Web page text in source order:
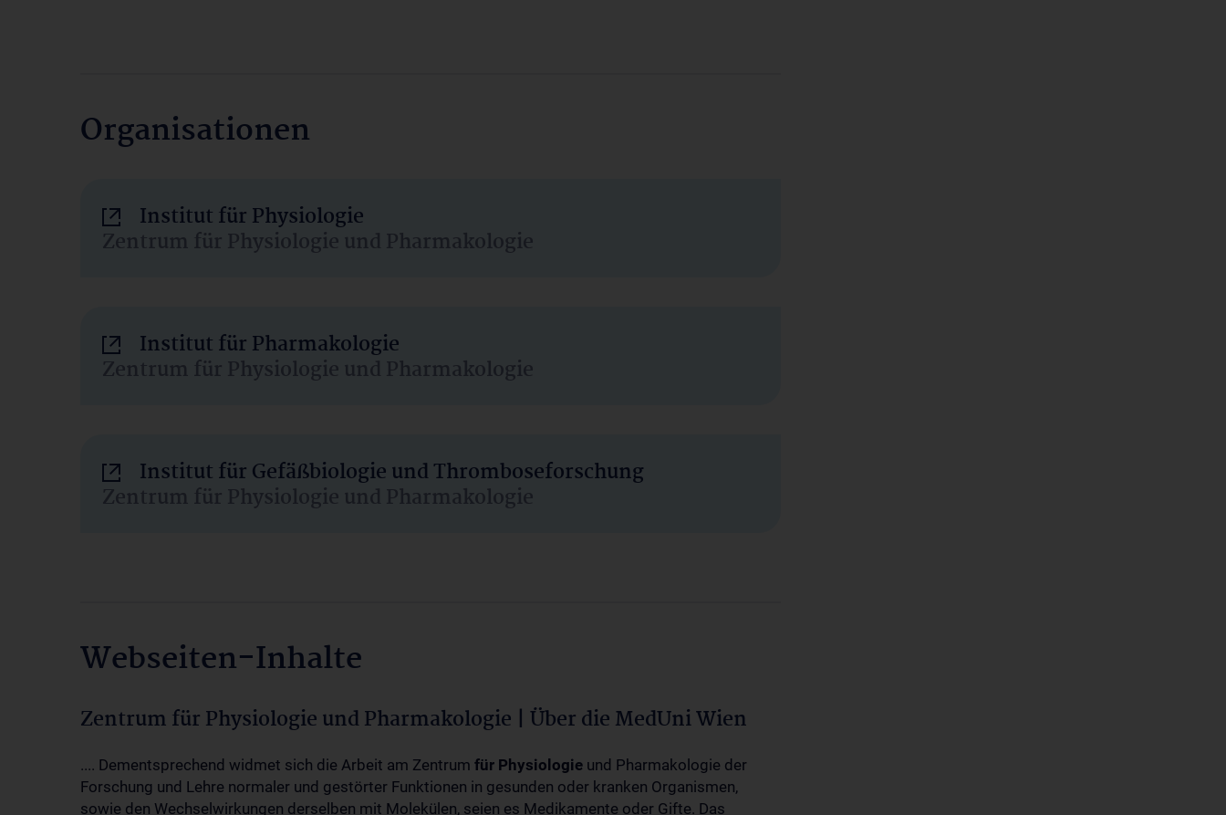
Organisationen
Institut für Physiologie
Zentrum für Physiologie und Pharmakologie
Institut für Pharmakologie
Zentrum für Physiologie und Pharmakologie
Institut für Gefäßbiologie und Thromboseforschung
Zentrum für Physiologie und Pharmakologie
Webseiten-Inhalte
Zentrum für Physiologie und Pharmakologie | Über die MedUni Wien
.... Dementsprechend widmet sich die Arbeit am Zentrum für Physiologie und Pharmakologie der
Forschung und Lehre normaler und gestörter Funktionen in gesunden oder kranken Organismen,
sowie den Wechselwirkungen derselben mit Molekülen, seien es Medikamente oder Gifte. Das